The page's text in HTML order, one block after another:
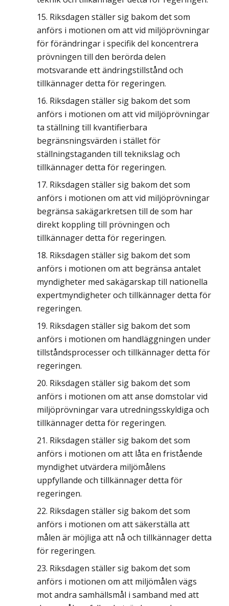
Riksdagen ställer sig bakom det som
anförs i motionen om att vid miljöprövningar
för förändringar i specifik del koncentrera
prövningen till den berörda delen
motsvarande ett ändringstillstånd och
tillkännager detta för regeringen.
Riksdagen ställer sig bakom det som
anförs i motionen om att vid miljöprövningar
ta ställning till kvantifierbara
begränsningsvärden i stället för
ställningstaganden till teknikslag och
tillkännager detta för regeringen.
Riksdagen ställer sig bakom det som
anförs i motionen om att vid miljöprövningar
begränsa sakägarkretsen till de som har
direkt koppling till prövningen och
tillkännager detta för regeringen.
Riksdagen ställer sig bakom det som
anförs i motionen om att begränsa antalet
myndigheter med sakägarskap till nationella
expertmyndigheter och tillkännager detta för
regeringen.
Riksdagen ställer sig bakom det som
anförs i motionen om handläggningen under
tillståndsprocesser och tillkännager detta för
regeringen.
Riksdagen ställer sig bakom det som
anförs i motionen om att anse domstolar vid
miljöprövningar vara utredningsskyldiga och
tillkännager detta för regeringen.
Riksdagen ställer sig bakom det som
anförs i motionen om att låta en fristående
myndighet utvärdera miljömålens
uppfyllande och tillkännager detta för
regeringen.
Riksdagen ställer sig bakom det som
anförs i motionen om att säkerställa att
målen är möjliga att nå och tillkännager detta
för regeringen.
Riksdagen ställer sig bakom det som
anförs i motionen om att miljömålen vägs
mot andra samhällsmål i samband med att